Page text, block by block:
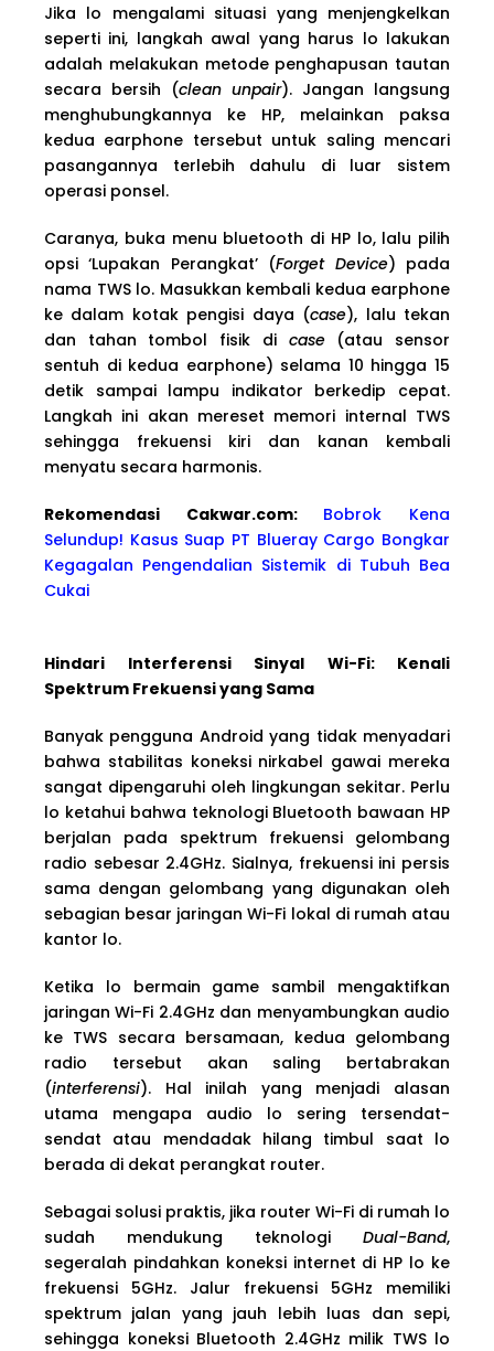
Jika lo mengalami situasi yang menjengkelkan
seperti ini, langkah awal yang harus lo lakukan
adalah melakukan metode penghapusan tautan
secara bersih (clean unpair). Jangan langsung
menghubungkannya ke HP, melainkan paksa
kedua earphone tersebut untuk saling mencari
pasangannya terlebih dahulu di luar sistem
operasi ponsel.
Caranya, buka menu bluetooth di HP lo, lalu pilih
opsi ‘Lupakan Perangkat’ (Forget Device) pada
nama TWS lo. Masukkan kembali kedua earphone
ke dalam kotak pengisi daya (case), lalu tekan
dan tahan tombol fisik di case(atau sensor
sentuh di kedua earphone) selama 10 hingga 15
detik sampai lampu indikator berkedip cepat.
Langkah ini akan mereset memori internal TWS
sehingga frekuensi kiri dan kanan kembali
menyatu secara harmonis.
Rekomendasi Cakwar.com: Bobrok Kena
Selundup! Kasus Suap PT Blueray Cargo Bongkar
Kegagalan Pengendalian Sistemik di Tubuh Bea
Cukai
Hindari Interferensi Sinyal Wi-Fi: Kenali
Spektrum Frekuensi yang Sama
Banyak pengguna Android yang tidak menyadari
bahwa stabilitas koneksi nirkabel gawai mereka
sangat dipengaruhi oleh lingkungan sekitar. Perlu
lo ketahui bahwa teknologi Bluetooth bawaan HP
berjalan pada spektrum frekuensi gelombang
radio sebesar 2.4GHz. Sialnya, frekuensi ini persis
sama dengan gelombang yang digunakan oleh
sebagian besar jaringan Wi-Fi lokal di rumah atau
kantor lo.
Ketika lo bermain game sambil mengaktifkan
jaringan Wi-Fi 2.4GHz dan menyambungkan audio
ke TWS secara bersamaan, kedua gelombang
radio tersebut akan saling bertabrakan
(interferensi). Hal inilah yang menjadi alasan
utama mengapa audio lo sering tersendat-
sendat atau mendadak hilang timbul saat lo
berada di dekat perangkat router.
Sebagai solusi praktis, jika router Wi-Fi di rumah lo
sudah mendukung teknologi Dual-Band,
segeralah pindahkan koneksi internet di HP lo ke
frekuensi 5GHz. Jalur frekuensi 5GHz memiliki
spektrum jalan yang jauh lebih luas dan sepi,
sehingga koneksi Bluetooth 2.4GHz milik TWS lo